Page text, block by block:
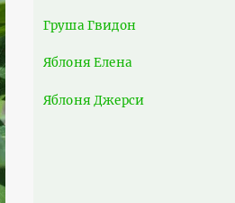
Груша Гвидон
Яблоня Елена
Яблоня Джерси